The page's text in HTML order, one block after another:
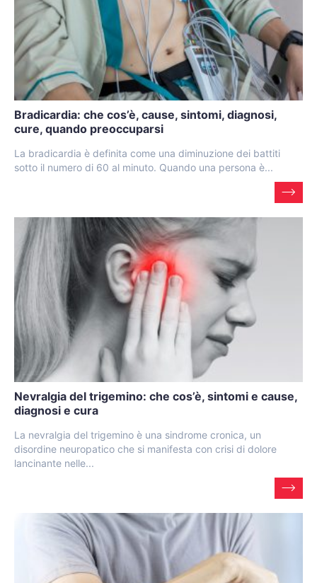
Bradicardia: che cos’è, cause, sintomi, diagnosi,
cure, quando preoccuparsi
La bradicardia è definita come una diminuzione dei battiti
sotto il numero di 60 al minuto. Quando una persona è...
Nevralgia del trigemino: che cos’è, sintomi e cause,
diagnosi e cura
La nevralgia del trigemino è una sindrome cronica, un
disordine neuropatico che si manifesta con crisi di dolore
lancinante nelle...